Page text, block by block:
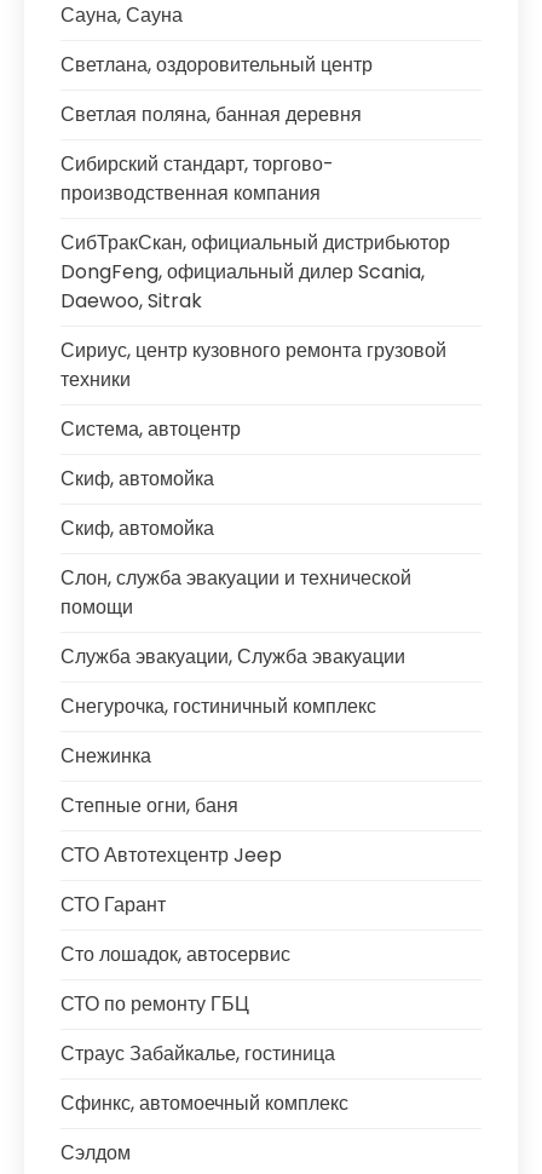
Сауна, Сауна
Светлана, оздоровительный центр
Светлая поляна, банная деревня
Сибирский стандарт, торгово-
производственная компания
СибТракСкан, официальный дистрибьютор
DongFeng, официальный дилер Scania,
Daewoo, Sitrak
Сириус, центр кузовного ремонта грузовой
техники
Система, автоцентр
Скиф, автомойка
Скиф, автомойка
Слон, служба эвакуации и технической
помощи
Служба эвакуации, Служба эвакуации
Снегурочка, гостиничный комплекс
Снежинка
Степные огни, баня
СТО Автотехцентр Jeep
СТО Гарант
Сто лошадок, автосервис
СТО по ремонту ГБЦ
Страус Забайкалье, гостиница
Сфинкс, автомоечный комплекс
Сэлдом